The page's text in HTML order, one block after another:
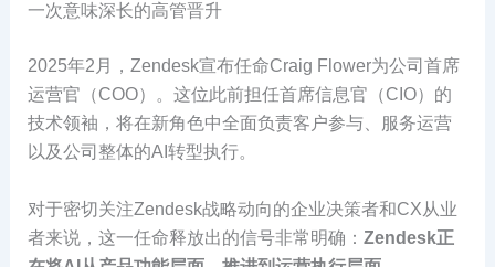
一次意味深长的高管晋升
2025年2月，Zendesk宣布任命Craig Flower为公司首席
运营官（COO）。这位此前担任首席信息官（CIO）的
技术领袖，将在新角色中全面负责客户参与、服务运营
以及公司整体的AI转型执行。
对于密切关注Zendesk战略动向的企业决策者和CX从业
者来说，这一任命释放出的信号非常明确： Zendesk正